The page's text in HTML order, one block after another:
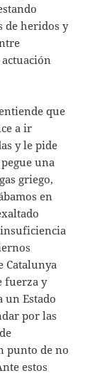
de heridos y
que
a ir
y le pide
una
griego,
en
insuficiencia
Catalunya
fuerza y
un Estado
por las
punto de no
estos